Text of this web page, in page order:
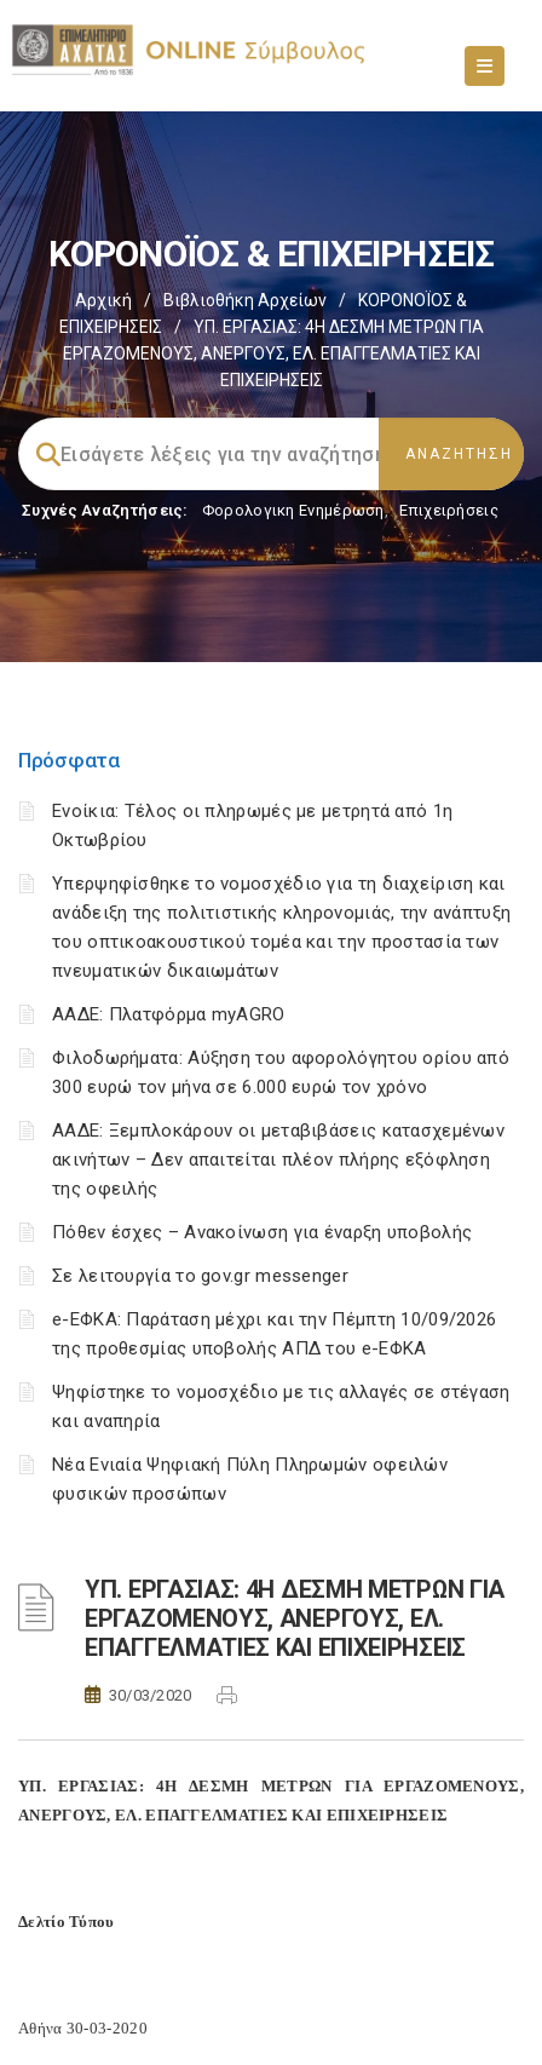
ΚΟΡΟΝΟΪΟΣ & ΕΠΙΧΕΙΡΗΣΕΙΣ
Αρχική / Βιβλιοθήκη Αρχείων /
ΚΟΡΟΝΟΪΟΣ &
ΕΠΙΧΕΙΡΗΣΕΙΣ
/
ΥΠ. ΕΡΓΑΣΙΑΣ: 4Η ΔΕΣΜΗ ΜΕΤΡΩΝ ΓΙΑ
ΕΡΓΑΖΟΜΕΝΟΥΣ, ΑΝΕΡΓΟΥΣ, ΕΛ. ΕΠΑΓΓΕΛΜΑΤΙΕΣ ΚΑΙ
ΕΠΙΧΕΙΡΗΣΕΙΣ
Συχνές Αναζητήσεις: Φορολογικη Ενημέρωση, Επιχειρήσεις
Πρόσφατα
Ενοίκια: Τέλος οι πληρωμές με μετρητά από 1η
Οκτωβρίου
Υπερψηφίσθηκε το νομοσχέδιο για τη διαχείριση και
ανάδειξη της πολιτιστικής κληρονομιάς, την ανάπτυξη
του οπτικοακουστικού τομέα και την προστασία των
πνευματικών δικαιωμάτων
ΑΑΔΕ: Πλατφόρμα myAGRO
Φιλοδωρήματα: Αύξηση του αφορολόγητου ορίου από
300 ευρώ τον μήνα σε 6.000 ευρώ τον χρόνο
ΑΑΔΕ: Ξεμπλοκάρουν οι μεταβιβάσεις κατασχεμένων
ακινήτων – Δεν απαιτείται πλέον πλήρης εξόφληση
της οφειλής
Πόθεν έσχες – Ανακοίνωση για έναρξη υποβολής
Σε λειτουργία το gov.gr messenger
e-ΕΦΚΑ: Παράταση μέχρι και την Πέμπτη 10/09/2026
της προθεσμίας υποβολής ΑΠΔ του e-ΕΦΚΑ
Ψηφίστηκε το νομοσχέδιο με τις αλλαγές σε στέγαση
και αναπηρία
Νέα Ενιαία Ψηφιακή Πύλη Πληρωμών οφειλών
φυσικών προσώπων
ΥΠ. ΕΡΓΑΣΙΑΣ: 4Η ΔΕΣΜΗ ΜΕΤΡΩΝ ΓΙΑ
ΕΡΓΑΖΟΜΕΝΟΥΣ, ΑΝΕΡΓΟΥΣ, ΕΛ.
ΕΠΑΓΓΕΛΜΑΤΙΕΣ ΚΑΙ ΕΠΙΧΕΙΡΗΣΕΙΣ
30/03/2020
ΥΠ. ΕΡΓΑΣΙΑΣ: 4Η ΔΕΣΜΗ ΜΕΤΡΩΝ ΓΙΑ ΕΡΓΑΖΟΜΕΝΟΥΣ,
ΑΝΕΡΓΟΥΣ, ΕΛ. ΕΠΑΓΓΕΛΜΑΤΙΕΣ ΚΑΙ ΕΠΙΧΕΙΡΗΣΕΙΣ
Δελτίο Τύπου
Αθήνα 30-03-2020